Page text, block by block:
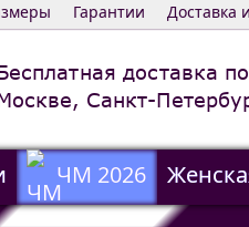
Доставка
Гарантии
доставка
Санкт-
ЧМ 2026